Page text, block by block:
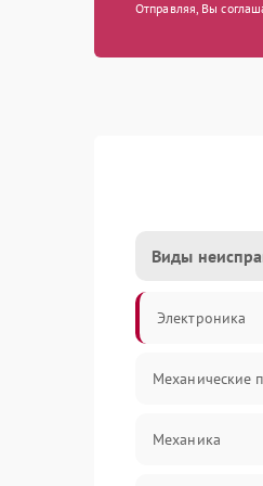
Отправляя, Вы
Виды
Электроника
Механические
Механика